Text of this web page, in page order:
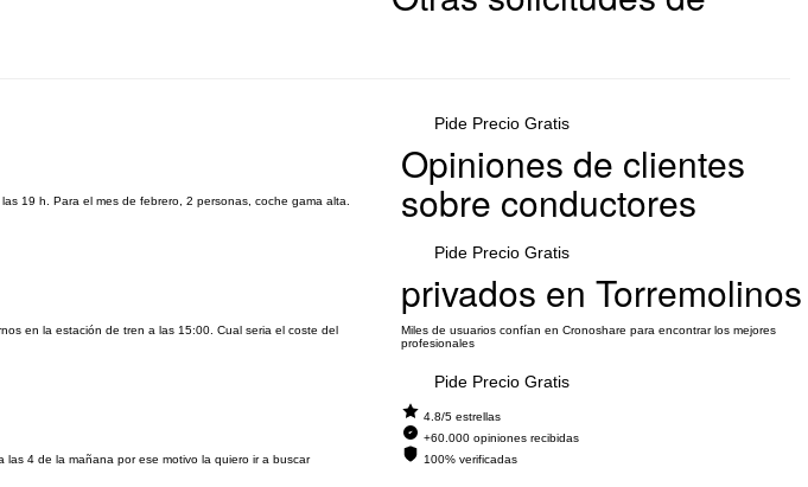
19 h. Para el mes de febrero, 2 personas, coche gama alta.
Pide Precio Gratis
en la estación de tren a las 15:00. Cual seria el coste del
Pide Precio Gratis
4 de la mañana por ese motivo la quiero ir a buscar
Pide Precio Gratis
Opiniones de clientes
sobre conductores
privados en Torremolinos
Miles de usuarios confían en Cronoshare para encontrar los mejores
profesionales
4.8/5 estrellas
+60.000 opiniones recibidas
100% verificadas